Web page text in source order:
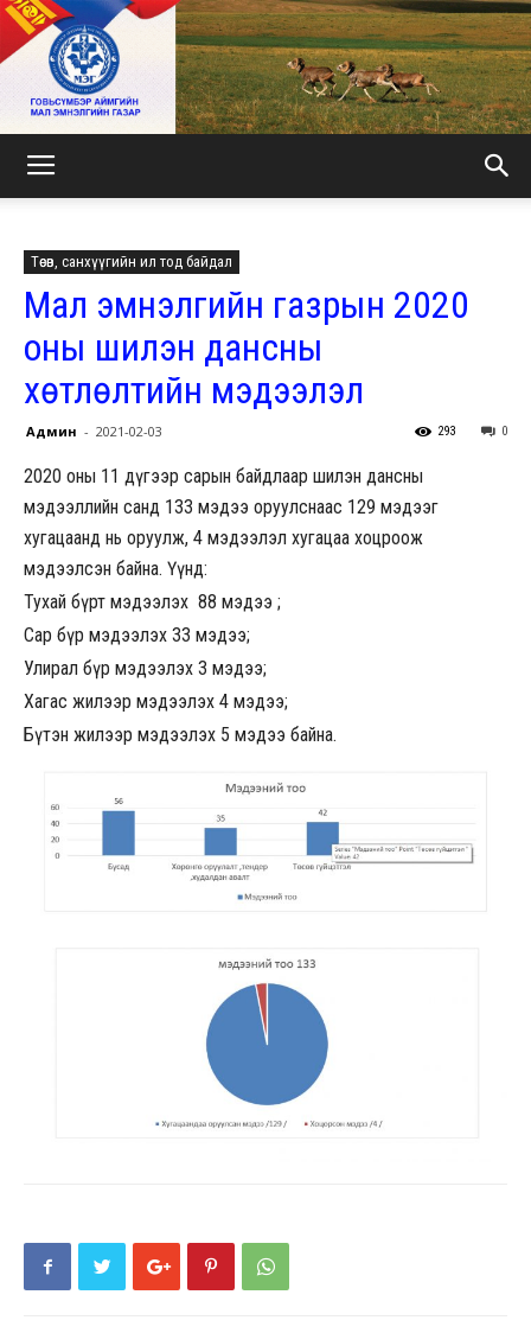
ЭМНЭЛГИЙН
ГАЗАР
Төсөв, санхүүгийн ил тод байдал
Мал эмнэлгийн газрын 2020
оны шилэн дансны
хөтлөлтийн мэдээлэл
Админ - 2021-02-03 0
293
2020 оны 11 дүгээр сарын байдлаар шилэн дансны
мэдээллийн санд 133 мэдээ оруулснаас 129 мэдээг
хугацаанд нь оруулж, 4 мэдээлэл хугацаа хоцроож
мэдээлсэн байна. Үүнд:
Тухай бүрт мэдээлэх 88 мэдээ ;
Сар бүр мэдээлэх 33 мэдээ;
Улирал бүр мэдээлэх 3 мэдээ;
Хагас жилээр мэдээлэх 4 мэдээ;
Бүтэн жилээр мэдээлэх 5 мэдээ байна.